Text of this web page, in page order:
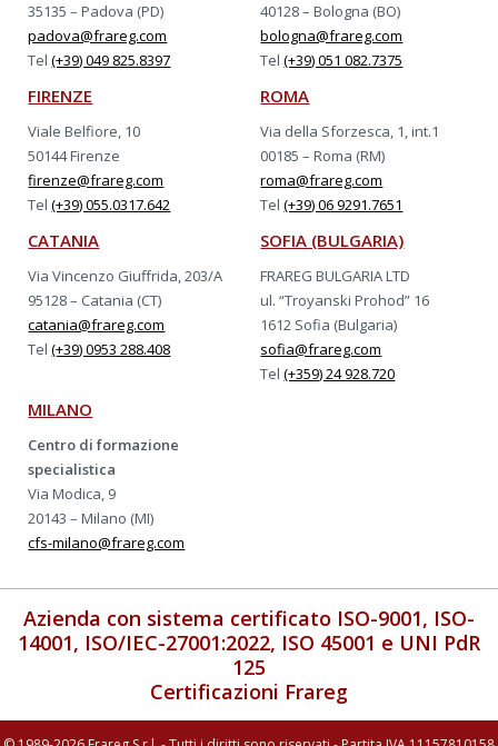
35135 – Padova (PD)
padova@frareg.com
Tel(+39) 049 825.8397
40128 – Bologna (BO)
bologna@frareg.com
Tel(+39) 051 082.7375
FIRENZE
Viale Belfiore, 10
50144 Firenze
firenze@frareg.com
Tel(+39) 055.0317.642
ROMA
Via della Sforzesca, 1, int.1
00185 – Roma (RM)
roma@frareg.com
Tel(+39) 06 9291.7651
CATANIA
Via Vincenzo Giuffrida, 203/A
95128 – Catania (CT)
catania@frareg.com
Tel(+39) 0953 288.408
SOFIA (BULGARIA)
FRAREG BULGARIA LTD
ul. “Troyanski Prohod” 16
1612 Sofia (Bulgaria)
sofia@frareg.com
Tel(+359) 24 928.720
MILANO
Centro di formazione
specialistica
Via Modica, 9
20143 – Milano (MI)
cfs-milano@frareg.com
Azienda con sistema certificato ISO-9001, ISO-
14001, ISO/IEC-27001:2022, ISO 45001 e UNI PdR
125
Certificazioni Frareg